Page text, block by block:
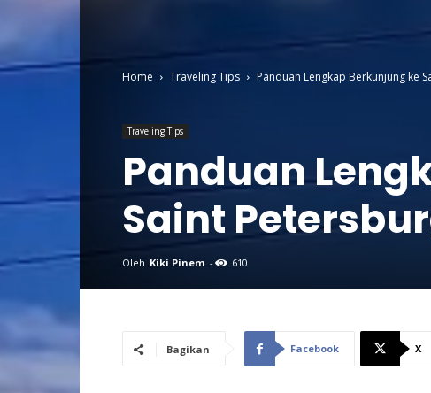
Home Traveling Tips Panduan Lengkap Berkunjung ke
Traveling Tips
Panduan
Saint
Oleh Kiki Pinem - 610
Bagikan Facebook X